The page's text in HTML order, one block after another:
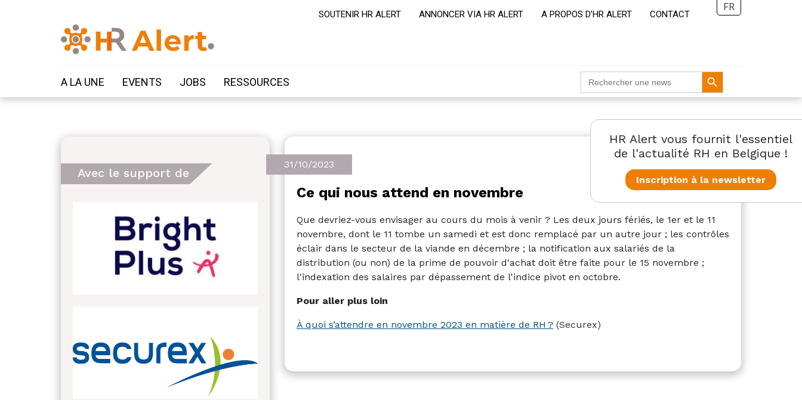
SOUTENIR HR ALERT ANNONCER VIA HR ALERT A PROPOS D’HR ALERT CONTACT
FR
A LA UNE EVENTS JOBS RESSOURCES
Search
for:
Search Button
Avec le support de
HR Alert vous fournit l'essentiel
de l'actualité RH en Belgique !
Inscription à la newsletter
31/10/2023
Ce qui nous attend en novembre
Que devriez-vous envisager au cours du mois à venir ? Les deux jours fériés, le 1er et le 11
novembre, dont le 11 tombe un samedi et est donc remplacé par un autre jour ; les contrôles
éclair dans le secteur de la viande en décembre ; la notification aux salariés de la
distribution (ou non) de la prime de pouvoir d'achat doit être faite pour le 15 novembre ;
l'indexation des salaires par dépassement de l'indice pivot en octobre.
Pour aller plus loin
À quoi s’attendre en novembre 2023 en matière de RH ? (Securex)